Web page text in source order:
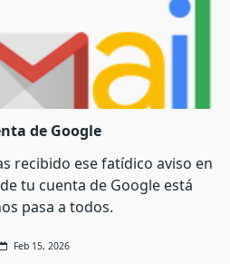
de Google
recibido ese fatídico aviso en
tu cuenta de Google está
pasa a todos.
Feb 15, 2026